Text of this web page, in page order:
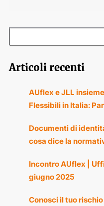
Articoli recenti
AUflex e JLL
Flessibili in Italia:
Documenti di
cosa dice la
Incontro AUflex |
giugno 2025
Conosci il tuo